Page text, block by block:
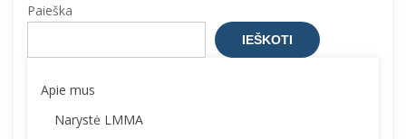
įrašų
Paieška
IEŠKOTI
Apie mus
Narystė LMMA